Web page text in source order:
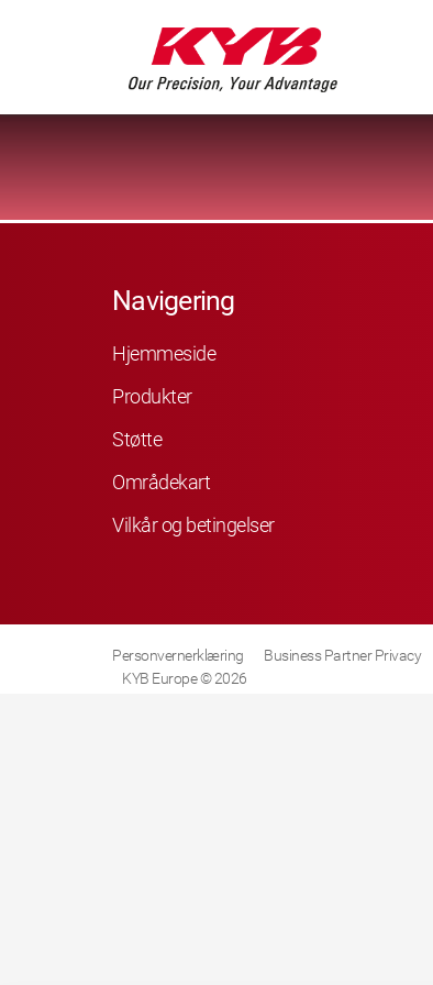
Navigering
Hjemmeside
Produkter
Støtte
Områdekart
Vilkår og betingelser
Personvernerklæring Business Partner Privacy
KYB Europe © 2026